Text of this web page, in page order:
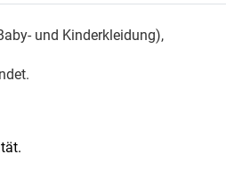
und Kinderkleidung),